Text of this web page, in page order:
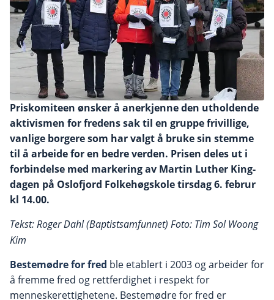
Priskomiteen ønsker å anerkjenne den utholdende
aktivismen for fredens sak til en gruppe frivillige,
vanlige borgere som har valgt å bruke sin stemme
til å arbeide for en bedre verden. Prisen deles ut i
forbindelse med markering av Martin Luther King-
dagen på Oslofjord Folkehøgskole tirsdag 6. februr
kl 14.00.
Tekst: Roger Dahl (Baptistsamfunnet) Foto: Tim Sol Woong
Kim
Bestemødre for fred ble etablert i 2003 og arbeider for
å fremme fred og rettferdighet i respekt for
menneskerettighetene. Bestemødre for fred er